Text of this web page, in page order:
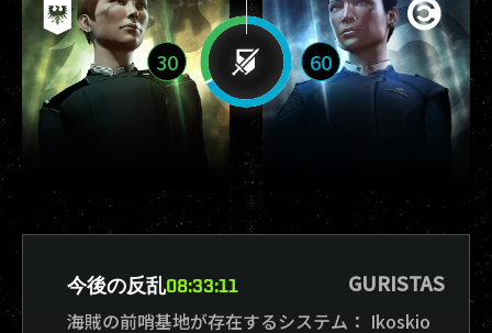
30 60
今後の反乱08:33:10
海賊の前哨基地が存在するシステム： Ikoskio
GURISTAS